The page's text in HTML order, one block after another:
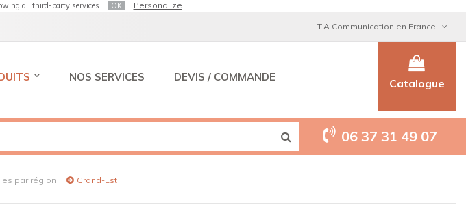
all third-party services OK Personalize
T.A Communication en France
NOS SERVICES DEVIS / COMMANDE Catalogue
06 37 31 49 07
par région Grand-Est